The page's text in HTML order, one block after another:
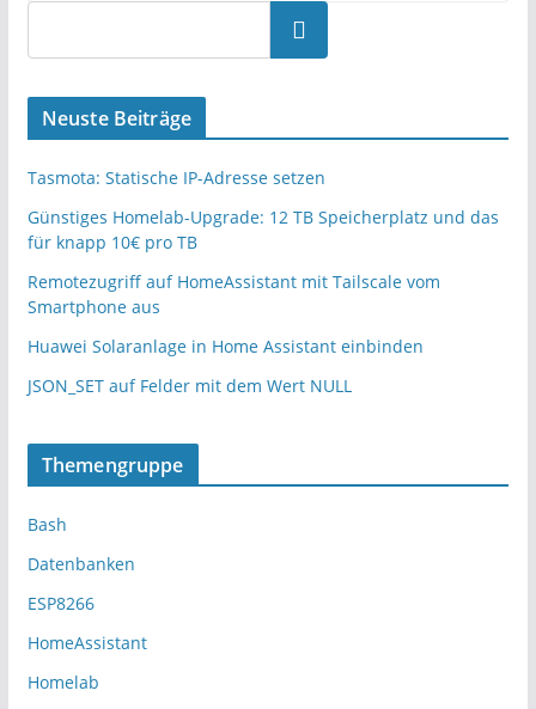
Neuste Beiträge
Tasmota: Statische IP-Adresse setzen
Günstiges Homelab-Upgrade: 12 TB Speicherplatz und das
für knapp 10€ pro TB
Remotezugriff auf HomeAssistant mit Tailscale vom
Smartphone aus
Huawei Solaranlage in Home Assistant einbinden
JSON_SET auf Felder mit dem Wert NULL
Themengruppe
Bash
Datenbanken
ESP8266
HomeAssistant
Homelab